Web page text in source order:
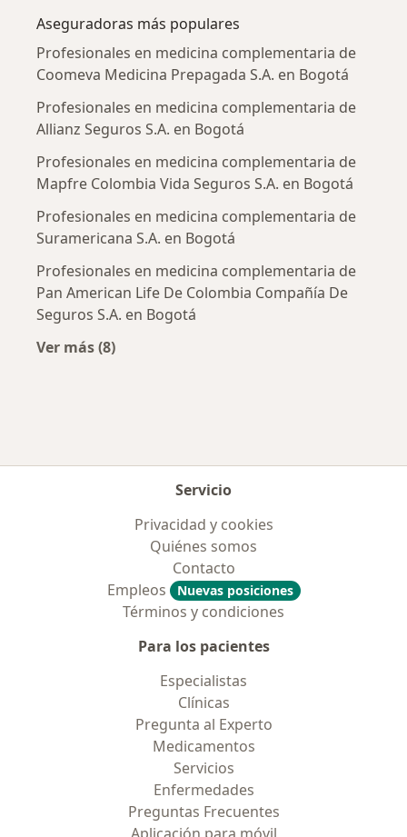
Aseguradoras más populares
Profesionales en medicina complementaria de
Coomeva Medicina Prepagada S.A. en Bogotá
Profesionales en medicina complementaria de
Allianz Seguros S.A. en Bogotá
Profesionales en medicina complementaria de
Mapfre Colombia Vida Seguros S.A. en Bogotá
Profesionales en medicina complementaria de
Suramericana S.A. en Bogotá
Profesionales en medicina complementaria de
Pan American Life De Colombia Compañía De
Seguros S.A. en Bogotá
Ver más (8)
Servicio
Privacidad y cookies
Quiénes somos
Contacto
Empleos
Nuevas posiciones
Términos y condiciones
Para los pacientes
Especialistas
Clínicas
Pregunta al Experto
Medicamentos
Servicios
Enfermedades
Preguntas Frecuentes